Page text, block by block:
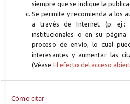
siempre que se indique la
Se permite y recomienda a los
a través de Internet (p. ej.:
institucionales o en su
proceso de envío, lo cual
interesantes y aumentar las
(Véase El efecto del acceso
Cómo citar